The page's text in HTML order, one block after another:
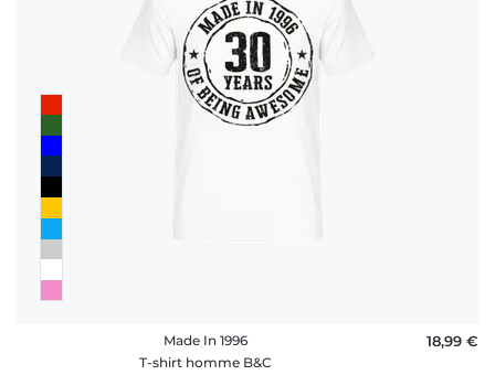
Made In 1996
T-shirt homme B&C
18,99 €